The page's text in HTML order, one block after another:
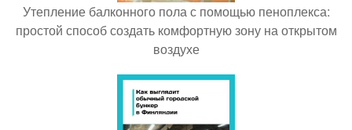
Утепление балконного пола с помощью пеноплекса:
простой способ создать комфортную зону на открытом
воздухе